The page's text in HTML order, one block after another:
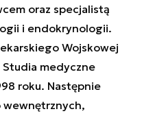
oraz specjalistą
i endokrynologii.
Wojskowej
medyczne
roku. Następnie
wewnętrznych,